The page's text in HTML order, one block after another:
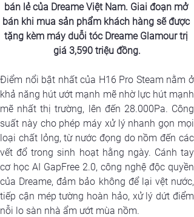
bán lẻ của Dreame Việt Nam. Giai đoạn mở
bán khi mua sản phẩm khách hàng sẽ được
tặng kèm máy duỗi tóc Dreame Glamour trị
giá 3,590 triệu đồng.
Điểm nổi bật nhất của H16 Pro Steam nằm ở
khả năng hút ướt mạnh mẽ nhờ lực hút mạnh
mẽ nhất thị trường, lên đến 28.000Pa. Công
suất này cho phép máy xử lý nhanh gọn mọi
loại chất lỏng, từ nước đọng do nồm đến các
vết đổ trong sinh hoạt hằng ngày. Cánh tay
cơ học AI GapFree 2.0, công nghệ độc quyền
của Dreame, đảm bảo không để lại vệt nước,
tiếp cận mép tường hoàn hảo, xử lý dứt điểm
nỗi lo sàn nhà ẩm ướt mùa nồm.